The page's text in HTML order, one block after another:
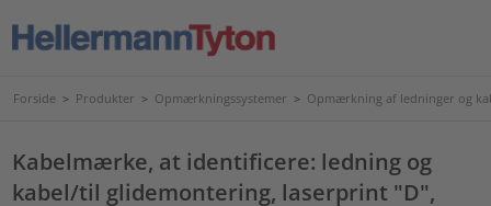
Forside > Produkter > Opmærkningssystemer > Opmærkning af ledninger og
Kabelmærke, at identificere: ledning og
kabel/til glidemontering, laserprint "D",